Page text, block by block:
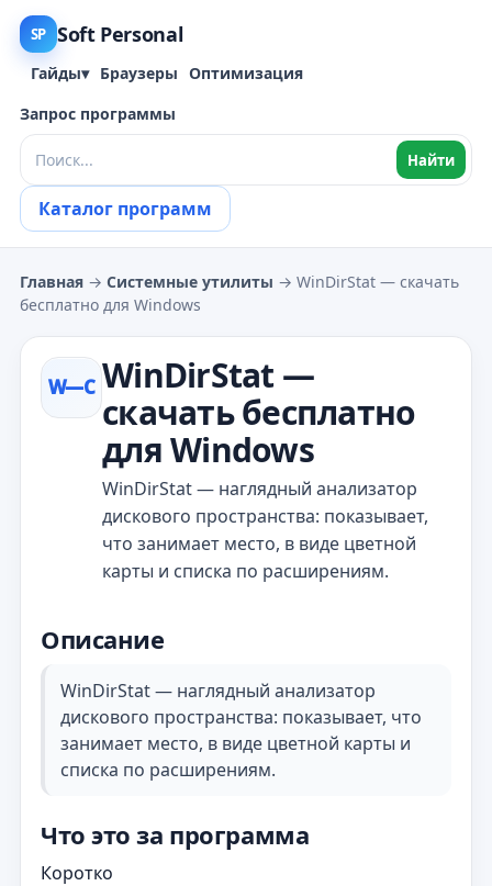
SP Soft Personal
Гайды▾ Браузеры Оптимизация
Запрос программы
Найти
Каталог программ
Главная → Системные утилиты → WinDirStat — скачать
бесплатно для Windows
W—С WinDirStat —
скачать бесплатно
для Windows
WinDirStat — наглядный анализатор
дискового пространства: показывает,
что занимает место, в виде цветной
карты и списка по расширениям.
Описание
WinDirStat — наглядный анализатор
дискового пространства: показывает, что
занимает место, в виде цветной карты и
списка по расширениям.
Что это за программа
Коротко